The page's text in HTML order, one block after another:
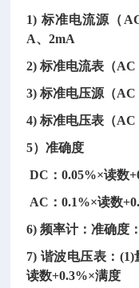
1) 标准电流源（
A、2mA
2) 标准电流表（
3) 标准电压源（
4) 标准电压表（
5）准确度
DC：0.05%×读数
AC：0.1%×读数
6) 频率计：准确度
7) 谐波电压表：
读数+0.3%×满度